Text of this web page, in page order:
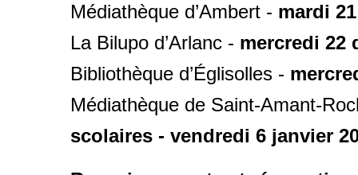
Médiathèque d’Ambert - mardi
La Bilupo d’Arlanc - mercredi 22
Bibliothèque d’Églisolles -
Médiathèque de Saint-Amant-
scolaires - vendredi 6 janvier